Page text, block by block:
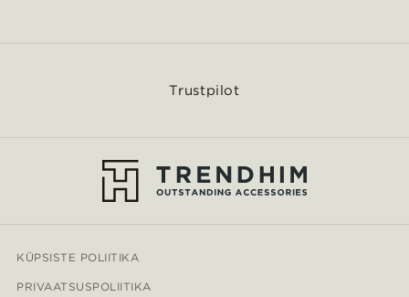
Trustpilot
KÜPSISTE POLIITIKA
PRIVAATSUSPOLIITIKA